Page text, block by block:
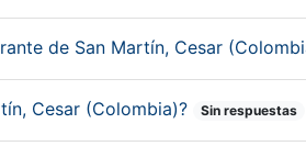
de San Martín, Cesar
Cesar (Colombia)? Sin respuestas